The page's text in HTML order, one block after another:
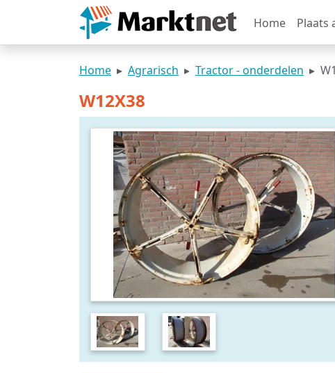
Home Plaats
Home Agrarisch Tractor - onderdelen
W12X38